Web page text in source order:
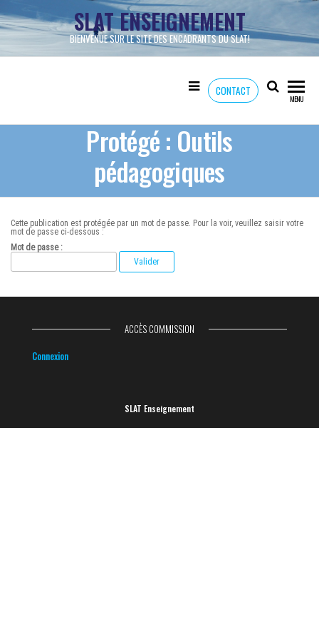
to
the
content
SLAT ENSEIGNEMENT
BIENVENUE SUR LE SITE DES ENCADRANTS DU SLAT!
CONTACT
MENU
Protégé : Outils
pédagogiques
Cette publication est protégée par un mot de passe. Pour la voir, veuillez saisir votre
mot de passe ci-dessous :
Mot de passe :
ACCÈS COMMISSION
Connexion
SLAT Enseignement